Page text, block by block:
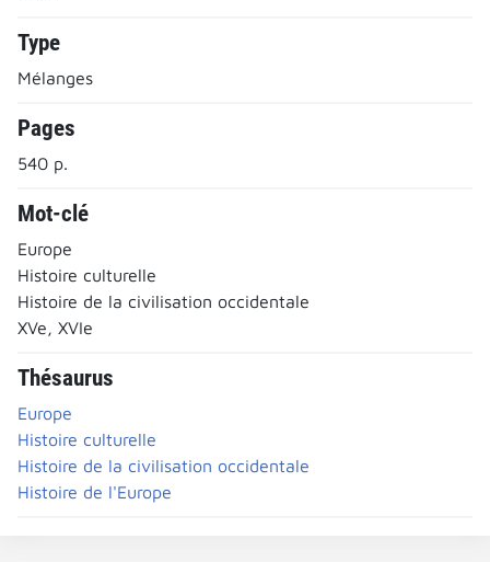
Type
Mélanges
Pages
540 p.
Mot-clé
Europe
Histoire culturelle
Histoire de la civilisation occidentale
XVe, XVIe
Thésaurus
Europe
Histoire culturelle
Histoire de la civilisation occidentale
Histoire de l'Europe